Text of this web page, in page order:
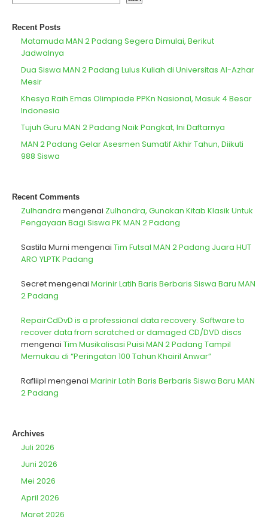
Recent Posts
Matamuda MAN 2 Padang Segera Dimulai, Berikut
Jadwalnya
Dua Siswa MAN 2 Padang Lulus Kuliah di Universitas Al-Azhar
Mesir
Khesya Raih Emas Olimpiade PPKn Nasional, Masuk 4 Besar
Indonesia
Tujuh Guru MAN 2 Padang Naik Pangkat, Ini Daftarnya
MAN 2 Padang Gelar Asesmen Sumatif Akhir Tahun, Diikuti
988 Siswa
Recent Comments
Zulhandra mengenai Zulhandra, Gunakan Kitab Klasik Untuk
Pengayaan Bagi Siswa PK MAN 2 Padang
Sastila Murni mengenai Tim Futsal MAN 2 Padang Juara HUT
ARO YLPTK Padang
Secretmengenai Marinir Latih Baris Berbaris Siswa Baru MAN
2 Padang
RepairCdDvD is a professional data recovery. Software to
recover data from scratched or damaged CD/DVD discs
mengenai Tim Musikalisasi Puisi MAN 2 Padang Tampil
Memukau di “Peringatan 100 Tahun Khairil Anwar”
Rafliipl mengenai Marinir Latih Baris Berbaris Siswa Baru MAN
2 Padang
Archives
Juli 2026
Juni 2026
Mei 2026
April 2026
Maret 2026